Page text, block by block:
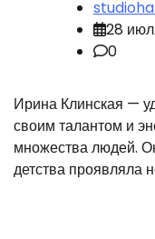
28
0
Ирина Клинская —
своим талантом и
множества людей.
детства проявляла